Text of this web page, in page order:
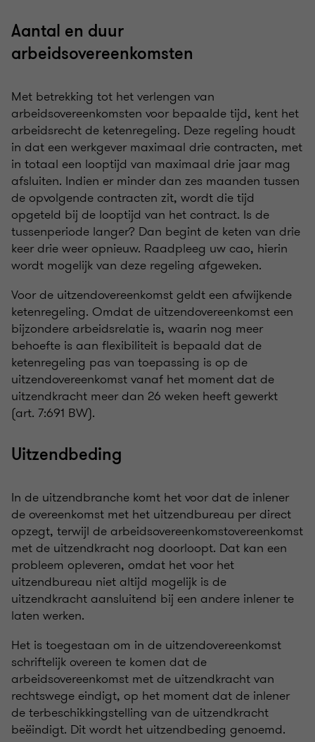
Aantal en duur
arbeidsovereenkomsten
Met betrekking tot het verlengen van
arbeidsovereenkomsten voor bepaalde tijd, kent het
arbeidsrecht de ketenregeling. Deze regeling houdt
in dat een werkgever maximaal drie contracten, met
in totaal een looptijd van maximaal drie jaar mag
afsluiten. Indien er minder dan zes maanden tussen
de opvolgende contracten zit, wordt die tijd
opgeteld bij de looptijd van het contract. Is de
tussenperiode langer? Dan begint de keten van drie
keer drie weer opnieuw. Raadpleeg uw cao, hierin
wordt mogelijk van deze regeling afgeweken.
Voor de uitzendovereenkomst geldt een afwijkende
ketenregeling. Omdat de uitzendovereenkomst een
bijzondere arbeidsrelatie is, waarin nog meer
behoefte is aan flexibiliteit is bepaald dat de
ketenregeling pas van toepassing is op de
uitzendovereenkomst vanaf het moment dat de
uitzendkracht meer dan 26 weken heeft gewerkt
(art. 7:691 BW).
Uitzendbeding
In de uitzendbranche komt het voor dat de inlener
de overeenkomst met het uitzendbureau per direct
opzegt, terwijl de arbeidsovereenkomstovereenkomst
met de uitzendkracht nog doorloopt. Dat kan een
probleem opleveren, omdat het voor het
uitzendbureau niet altijd mogelijk is de
uitzendkracht aansluitend bij een andere inlener te
laten werken.
Het is toegestaan om in de uitzendovereenkomst
schriftelijk overeen te komen dat de
arbeidsovereenkomst met de uitzendkracht van
rechtswege eindigt, op het moment dat de inlener
de terbeschikkingstelling van de uitzendkracht
beëindigt. Dit wordt het uitzendbeding genoemd.